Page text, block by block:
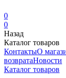
0
0
Назад
Каталог товаров
КонтактыО
возвратаНовости
Каталог товаров